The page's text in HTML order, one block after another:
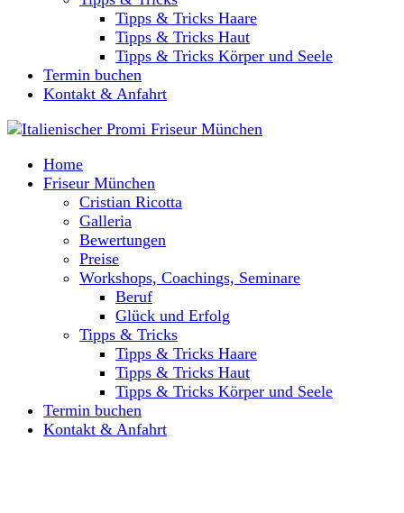
Tipps & Tricks Haare
Tipps & Tricks Haut
Tipps & Tricks Körper und Seele
Termin buchen
Kontakt & Anfahrt
Home
Friseur München
Cristian Ricotta
Galleria
Bewertungen
Preise
Workshops, Coachings, Seminare
Beruf
Glück und Erfolg
Tipps & Tricks
Tipps & Tricks Haare
Tipps & Tricks Haut
Tipps & Tricks Körper und Seele
Termin buchen
Kontakt & Anfahrt